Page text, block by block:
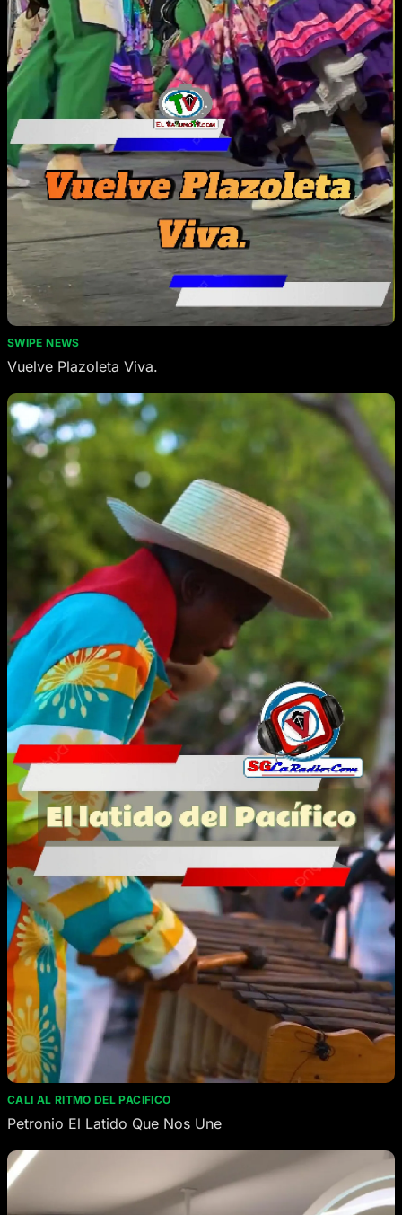
SWIPE NEWS
Vuelve Plazoleta Viva.
CALI AL RITMO DEL PACIFICO
Petronio El Latido Que Nos Une